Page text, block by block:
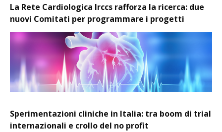
La Rete Cardiologica Irccs rafforza la ricerca: due
nuovi Comitati per programmare i progetti
Sperimentazioni cliniche in Italia: tra boom di trial
internazionali e crollo del no profit